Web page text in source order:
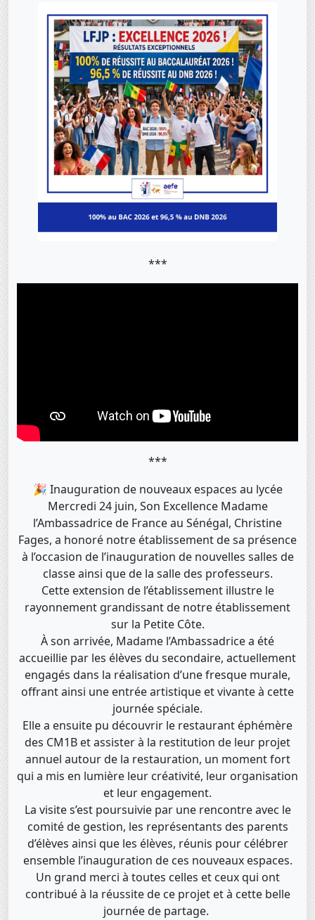
***
***
🎉 Inauguration de nouveaux espaces au lycée
Mercredi 24 juin, Son Excellence Madame
l’Ambassadrice de France au Sénégal, Christine
Fages, a honoré notre établissement de sa présence
à l’occasion de l’inauguration de nouvelles salles de
classe ainsi que de la salle des professeurs.
Cette extension de l’établissement illustre le
rayonnement grandissant de notre établissement
sur la Petite Côte.
À son arrivée, Madame l’Ambassadrice a été
accueillie par les élèves du secondaire, actuellement
engagés dans la réalisation d’une fresque murale,
offrant ainsi une entrée artistique et vivante à cette
journée spéciale.
Elle a ensuite pu découvrir le restaurant éphémère
des CM1B et assister à la restitution de leur projet
annuel autour de la restauration, un moment fort
qui a mis en lumière leur créativité, leur organisation
et leur engagement.
La visite s’est poursuivie par une rencontre avec le
comité de gestion, les représentants des parents
d’élèves ainsi que les élèves, réunis pour célébrer
ensemble l’inauguration de ces nouveaux espaces.
Un grand merci à toutes celles et ceux qui ont
contribué à la réussite de ce projet et à cette belle
journée de partage.